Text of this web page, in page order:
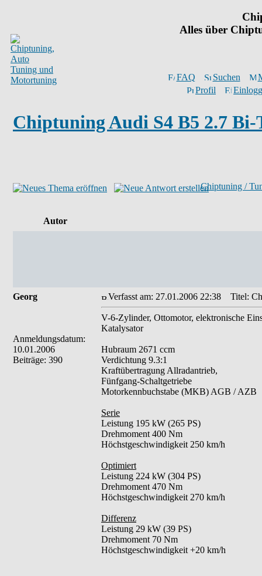
Alles über
FAQ Suchen
Profil
Chiptuning Audi S4 B5 2.7
Chiptuning /
Autor
Georg
Anmeldungsdatum:
10.01.2006
Beiträge: 390
Verfasst am: 27.01.2006 22:38 Titel:
V-6-Zylinder, Ottomotor, elektronische
Katalysator
Hubraum 2671 ccm
Verdichtung 9.3:1
Kraftübertragung Allradantrieb,
Fünfgang-Schaltgetriebe
Motorkennbuchstabe (MKB) AGB / AZB
Serie
Leistung 195 kW (265 PS)
Drehmoment 400 Nm
Höchstgeschwindigkeit 250 km/h
Optimiert
Leistung 224 kW (304 PS)
Drehmoment 470 Nm
Höchstgeschwindigkeit 270 km/h
Differenz
Leistung 29 kW (39 PS)
Drehmoment 70 Nm
Höchstgeschwindigkeit +20 km/h